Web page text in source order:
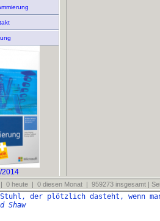
2014
0 heute | 0 diesen Monat | 959273 insgesamt |
der plötzlich dasteht, wenn
Shaw